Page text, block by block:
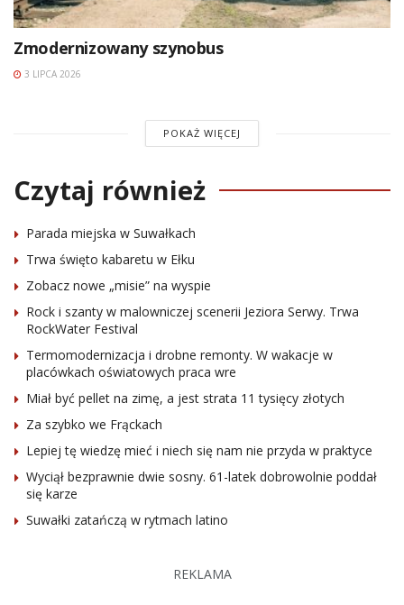
Zmodernizowany szynobus
3 LIPCA 2026
POKAŻ WIĘCEJ
Czytaj również
Parada miejska w Suwałkach
Trwa święto kabaretu w Ełku
Zobacz nowe „misie” na wyspie
Rock i szanty w malowniczej scenerii Jeziora Serwy. Trwa
RockWater Festival
Termomodernizacja i drobne remonty. W wakacje w
placówkach oświatowych praca wre
Miał być pellet na zimę, a jest strata 11 tysięcy złotych
Za szybko we Frąckach
Lepiej tę wiedzę mieć i niech się nam nie przyda w praktyce
Wyciął bezprawnie dwie sosny. 61-latek dobrowolnie poddał
się karze
Suwałki zatańczą w rytmach latino
REKLAMA